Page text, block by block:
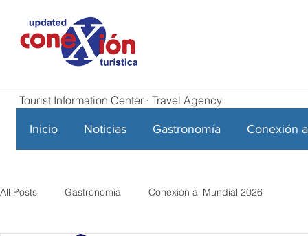
Tourist Information Center · Travel Agency
Inicio Noticias Gastronomía Conexión
All Posts Gastronomia Conexión al Mundial 2026